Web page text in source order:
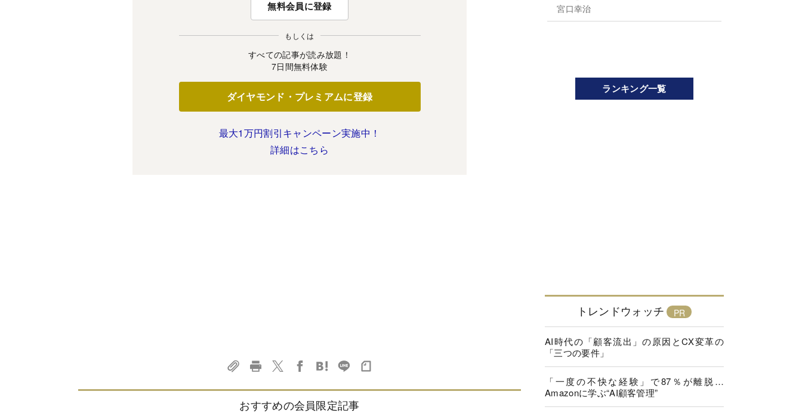
無料会員に登録
もしくは
すべての記事が読み放題！
7日間無料体験
ダイヤモンド・プレミアムに登録
最大1万円割引キャンペーン実施中！
詳細はこちら
おすすめの会員限定記事
宮口幸治
ランキング一覧
トレンドウォッチ
AI時代の「顧客流出」の原因とCX変革の
「三つの要件」
「一度の不快な経験」で87％が離脱…
Amazonに学ぶ“AI顧客管理”